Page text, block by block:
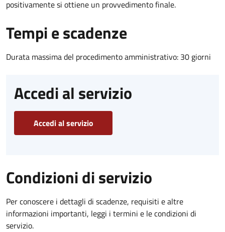
positivamente si ottiene un provvedimento finale.
Tempi e scadenze
Durata massima del procedimento amministrativo: 30 giorni
Accedi al servizio
Accedi al servizio
Condizioni di servizio
Per conoscere i dettagli di scadenze, requisiti e altre
informazioni importanti, leggi i termini e le condizioni di
servizio.